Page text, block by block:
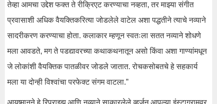
तेव्हा आमचा उद्देश फक्त ते रीक्रिएट करण्याचा नव्हता, तर माझ्या संगीत
प्रवासाशी अधिक वैयक्तिकरित्या जोडलेले वाटेल अशा पद्धतीने त्याचे नव्याने
सादरीकरण करण्याचा होता. कलाकार म्हणून स्वतःला सतत नव्याने शोधणे
मला आवडते, मग ते पडद्यावरच्या कथाकथनातून असो किंवा अशा गाण्यांमधून
जे लोकांशी वैयक्तिक पातळीवर जोडले जातात. रोचकसोबतचे हे सहकार्य
मला या दोन्ही विश्वांचा परफेक्ट संगम वाटला.”